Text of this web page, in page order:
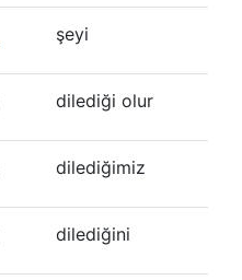
şeyi
dilediği olur
dilediğimiz
dilediğini